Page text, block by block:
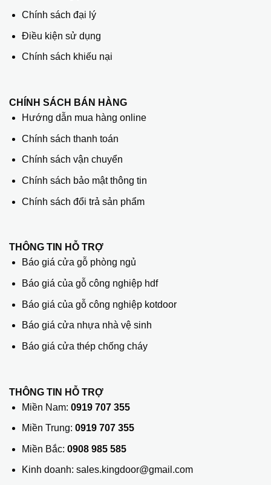
Chính sách đại lý
Điều kiện sử dụng
Chính sách khiếu nại
CHÍNH SÁCH BÁN HÀNG
Hướng dẫn mua hàng online
Chính sách thanh toán
Chính sách vận chuyển
Chính sách bảo mật thông tin
Chính sách đổi trả sản phẩm
THÔNG TIN HỖ TRỢ
Báo giá cửa gỗ phòng ngủ
Báo giá của gỗ công nghiệp hdf
Báo giá của gỗ công nghiệp kotdoor
Báo giá cửa nhựa nhà vệ sinh
Báo giá cửa thép chống cháy
THÔNG TIN HỖ TRỢ
Miền Nam: 0919 707 355
Miền Trung: 0919 707 355
Miền Bắc: 0908 985 585
Kinh doanh: sales.kingdoor@gmail.com